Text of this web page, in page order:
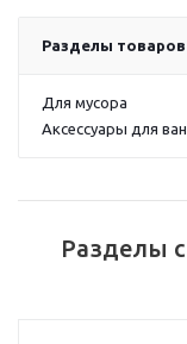
Разделы товаров
Для мусора
Аксессуары для
Разделы